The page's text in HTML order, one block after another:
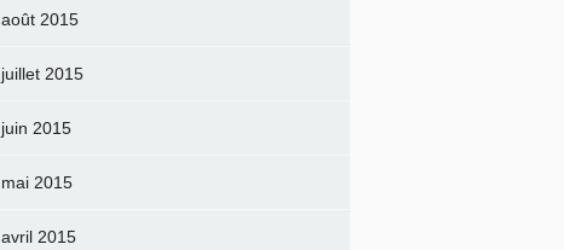
août 2015
juillet 2015
juin 2015
mai 2015
avril 2015